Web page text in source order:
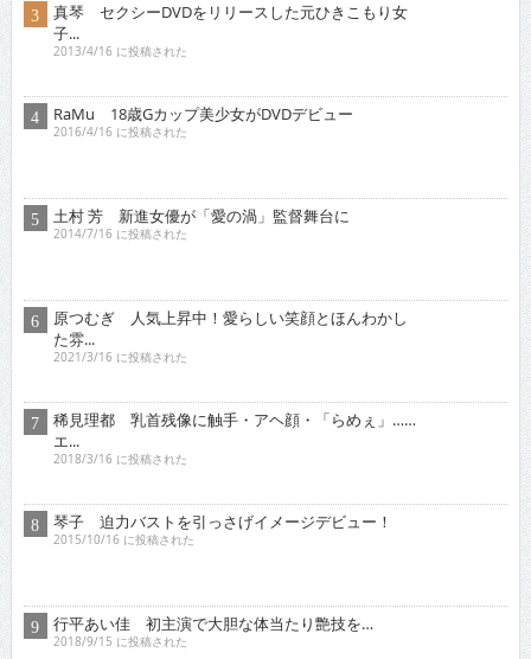
真琴 セクシーDVDをリリースした元ひきこもり女
子...
2013/4/16 に投稿された
RaMu 18歳Gカップ美少女がDVDデビュー
2016/4/16 に投稿された
土村 芳 新進女優が「愛の渦」監督舞台に
2014/7/16 に投稿された
原つむぎ 人気上昇中！愛らしい笑顔とほんわかし
た雰...
2021/3/16 に投稿された
稀見理都 乳首残像に触手・アヘ顔・「らめぇ」……
エ...
2018/3/16 に投稿された
琴子 迫力バストを引っさげイメージデビュー！
2015/10/16 に投稿された
行平あい佳 初主演で大胆な体当たり艶技を…
2018/9/15 に投稿された